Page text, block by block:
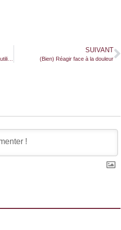
Réaliser un marchepied : Le parfait utilitaire des ateliers
SUIVANT
(Bien) Réagir face à la douleur